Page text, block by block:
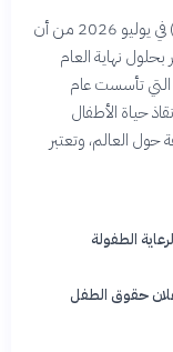
حذرت منظمة الأمم المتحدة للطفولة (اليونيسف) في يوليو 2026 من أن
بحلول نهاية العام
التي تأسست عام
حياة الأطفال
من 190 دولة ومنطقة حول العالم، وتعتبر
الطفولة
حقوق الطفل